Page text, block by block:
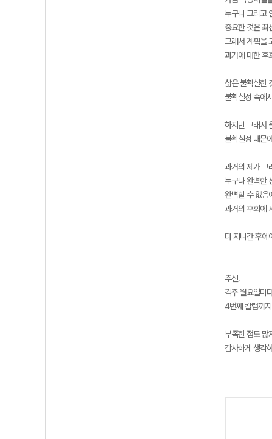
누구나 그리고
중요한 것은 최
그래서 계획을
과거에 대한 후
삶은 불확실한
불확실성 속에
하지만 그래서
불확실성 때문
과거의 제가 그
누구나 완벽한
완벽할 수 없음
과거의 후회에
다 지나간 후에
추신.
격주 월요일마
4번째 칼럼까
부족한 점도 많
감사하게 생각